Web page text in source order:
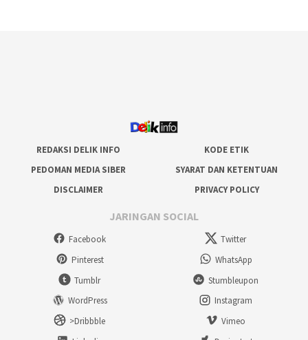
REDAKSI DELIK INFO
KODE ETIK
PEDOMAN MEDIA SIBER
SYARAT DAN KETENTUAN
DISCLAIMER
PRIVACY POLICY
JARINGAN SOCIAL
Facebook
Twitter
Pinterest
WhatsApp
Tumblr
Stumbleupon
WordPress
Instagram
>Dribbble
Vimeo